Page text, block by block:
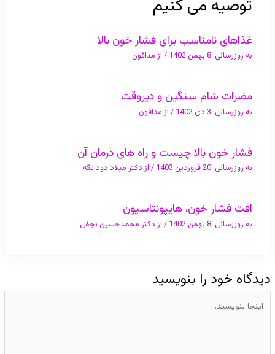
توصیه می کنیم
غذاهای نامناسب برای فشار خون بالا
به روزرسانی: 8 بهمن 1402 / از مدافون
مضرات شام سنگین و دیروقت
به روزرسانی: / از مدافون
فشار خون بالا چیست و راه های درمان آن
به روزرسانی: 20 فروردین 1403 / از دکتر میلاد دودانگه
افت فشار خون، هایپونتاسیون
به روزرسانی: 8 بهمن 1402 / از دکتر محمدحسین نجفی
دیدگاه‌ خود را بنویسید